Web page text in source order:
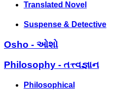
Translated Novel
Suspense & Detective
Osho - ઓશો
Philosophy - તત્ત્વજ્ઞાન
Philosophical